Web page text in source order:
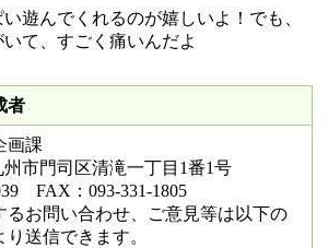
遊んでくれるのが嬉しいよ！でも、
て、すごく痛いんだよ
者
画課
市門司区清滝一丁目1番1号
FAX：093-331-1805
るお問い合わせ、ご意見等は以下の
送信できます。